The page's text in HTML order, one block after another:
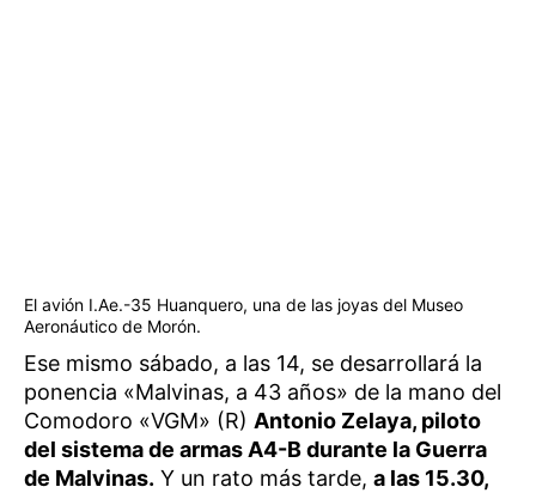
El avión I.Ae.-35 Huanquero, una de las joyas del Museo
Aeronáutico de Morón.
Ese mismo sábado, a las 14, se desarrollará la
ponencia «Malvinas, a 43 años» de la mano del
Comodoro «VGM» (R) Antonio Zelaya, piloto
del sistema de armas A4-B durante la Guerra
de Malvinas. Y un rato más tarde, a las 15.30,